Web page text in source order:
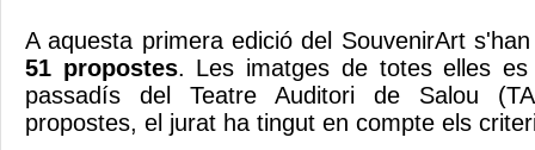
A aquesta primera edició del SouvenirArt
51 propostes. Les imatges de totes elles es
passadís del Teatre Auditori de Salou
propostes, el jurat ha tingut en compte els